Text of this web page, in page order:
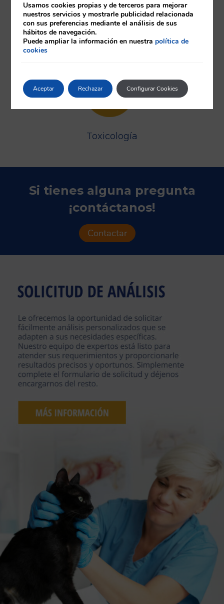
Toxicología
Si tienes alguna pregunta
¡contáctanos!
Contactar
Usamos cookies propias y de terceros para mejorar
nuestros servicios y mostrarle publicidad relacionada
con sus preferencias mediante el análisis de sus
hábitos de navegación.
Puede ampliar la información en nuestra política de
cookies
Aceptar Rechazar Configurar Cookies